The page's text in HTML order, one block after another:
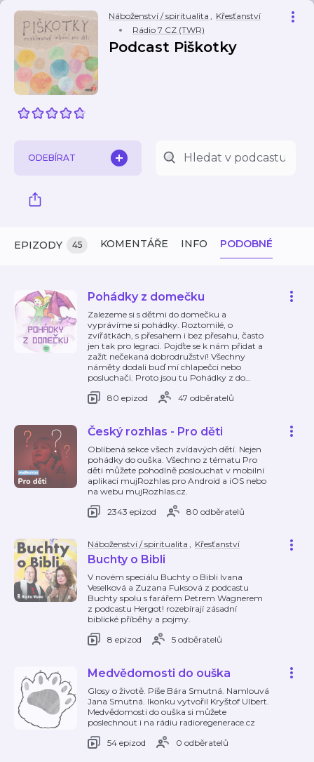
Náboženství / spiritualita , Křesťanství
Rádio 7 CZ (TWR)
Podcast Piškotky
ODEBÍRAT
EPIZODY 45 KOMENTÁŘE INFO PODOBNÉ
Pohádky z domečku
Zalezeme si s dětmi do domečku a
vyprávíme si pohádky. Roztomilé, o
zvířátkách, s přesahem i bez přesahu, často
jen tak pro legraci. Pojďte se k nám přidat a
zažít nečekaná dobrodružství! Všechny
náměty dodali buď mí chlapečci nebo
posluchači. Proto jsou tu Pohádky z do…
80 epizod
47 odběratelů
Český rozhlas - Pro děti
Oblíbená sekce všech zvídavých dětí. Nejen
pohádky do ouška. Všechno z tématu Pro
děti můžete pohodlně poslouchat v mobilní
aplikaci mujRozhlas pro Android a iOS nebo
na webu mujRozhlas.cz.
2343 epizod
80 odběratelů
Náboženství / spiritualita , Křesťanství
Buchty o Bibli
V novém speciálu Buchty o Bibli Ivana
Veselková a Zuzana Fuksová z podcastu
Buchty spolu s farářem Petrem Wagnerem
z podcastu Hergot! rozebírají zásadní
biblické příběhy a pojmy.
8 epizod
5 odběratelů
Medvědomosti do ouška
Glosy o životě. Píše Bára Smutná. Namlouvá
Jana Smutná. Ikonku vytvořil Kryštof Ulbert.
Medvědomosti do ouška si můžete
poslechnout i na rádiu radioregenerace.cz ⁠
54 epizod
0 odběratelů